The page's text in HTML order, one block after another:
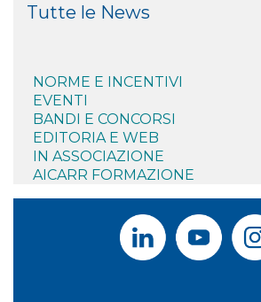
Tutte le News
NORME E INCENTIVI
EVENTI
BANDI E CONCORSI
EDITORIA E WEB
IN ASSOCIAZIONE
AICARR FORMAZIONE